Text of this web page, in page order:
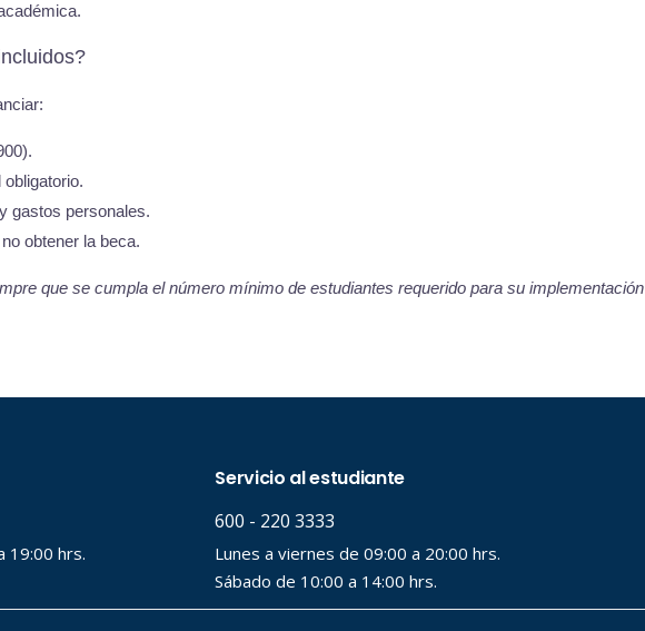
gastos personales.
obtener la beca.
que se cumpla el número mínimo de estudiantes requerido para su implementación